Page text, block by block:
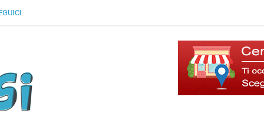
Il Blog Di Lancusi